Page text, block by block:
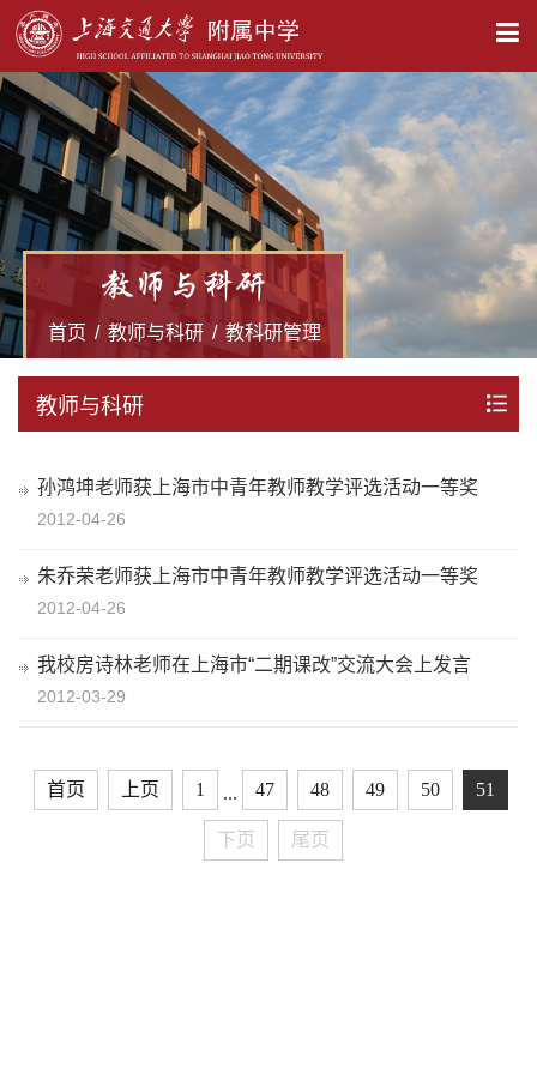
X
教师与科研
首页 / 教师与科研 / 教科研管理
教师与科研
孙鸿坤老师获上海市中青年教师教学评选活动一等奖
2012-04-26
朱乔荣老师获上海市中青年教师教学评选活动一等奖
2012-04-26
我校房诗林老师在上海市“二期课改”交流大会上发言
2012-03-29
首页 上页 1 ... 47 48 49 50 51
下页 尾页